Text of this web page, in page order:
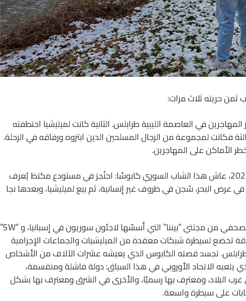
ثمن حريته ثلاث مرات:
في العاصمة الليبية طرابلس. الثانية كانت لميليشيا اختطفته
فكانت لمجموعة من الرجال المسلحين الذين ابتزوه ورفاقه في الرحلة.
الأماكن على المهاجرين.
في أقل من ثلاثة أشهر، بين يوليو وسبتمبر 2024، عاش هذا الشاب السوري كابوسًا: احتُجز في مستودع مكتظ يُعرف
عرض البحر، سُجن في ظروف غير إنسانية، ثم بيع لميليشيا، وبعدها نجا
خلال هذه الفترة، تابع معدو هذا التحقيق الصحفي من مجلتي “بيننا” التي أسسّها لاجئون سوريون في إسبانيا، و “5W”
تخضع لسيطرة شبكات معقدة من الميليشيات والجماعات الإجرامية
تجسد قصته الكابوس الذي يعيشه عشرات الآلاف من الأشخاص
يلعبه الاتحاد الأوروبي في هذا السياق: دولة فاشلة ومنقسمة،
البلاد، ومعترف بها رسميًا، والأخرى في الشرق ومعترف بها بشكل
على سيطرة واسعة.